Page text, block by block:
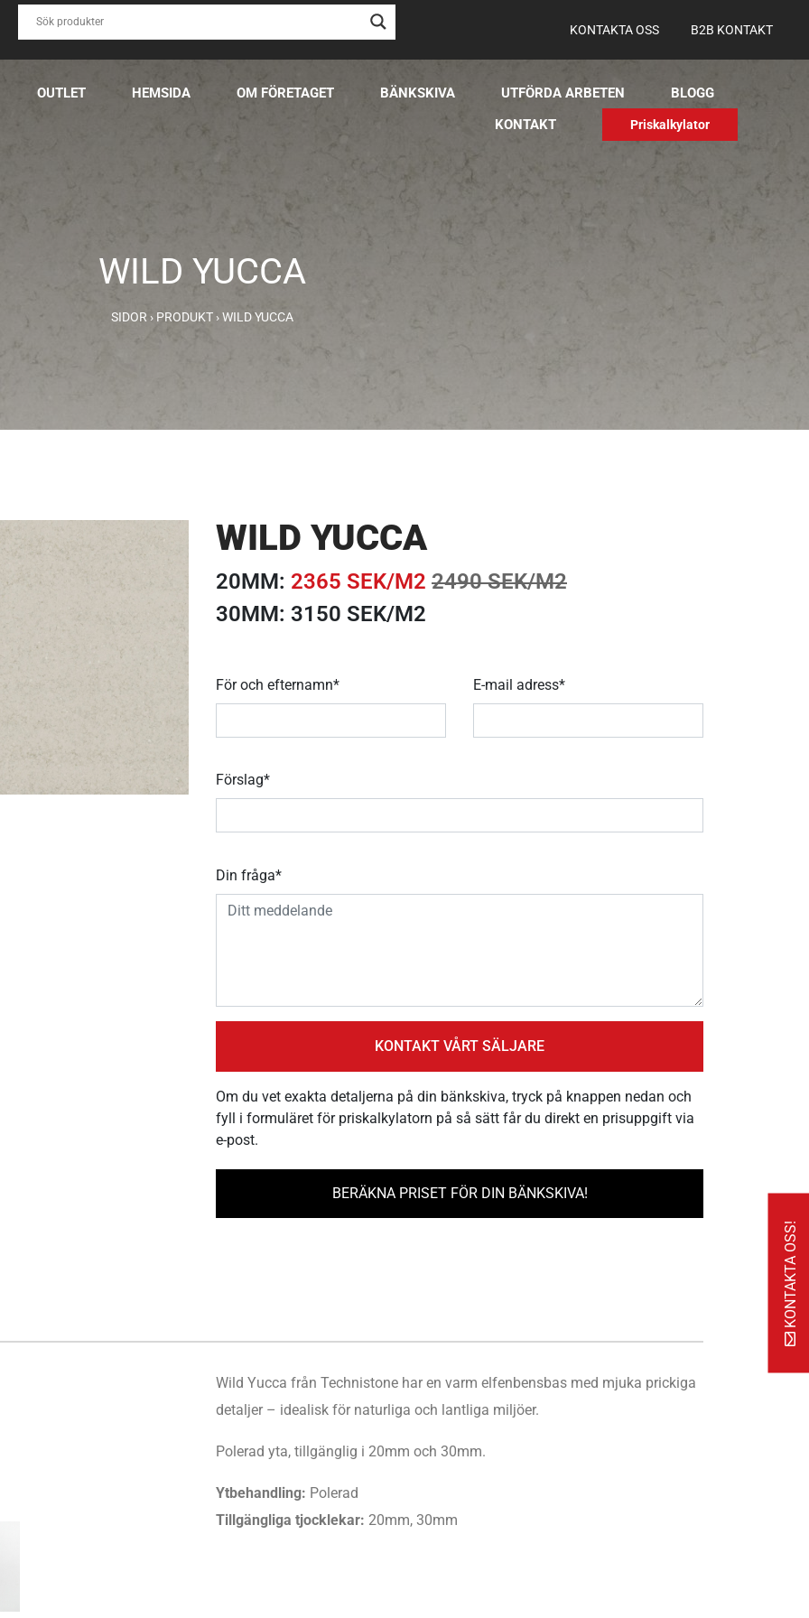
KONTAKTA OSS B2B KONTAKT
OUTLET HEMSIDA OM FÖRETAGET BÄNKSKIVA UTFÖRDA ARBETEN
BLOGG
KONTAKT
Priskalkylator
WILD YUCCA
SIDOR › PRODUKT ›WILD YUCCA
WILD YUCCA
20MM: 2365 SEK/M2 2490 SEK/M2
30MM: 3150 SEK/M2
För och efternamn* E-mail adress*
Förslag*
Din fråga*
Om du vet exakta detaljerna på din bänkskiva, tryck på knappen nedan och
fyll i formuläret för priskalkylatorn på så sätt får du direkt en prisuppgift via
e-post.
BERÄKNA PRISET FÖR DIN BÄNKSKIVA!
Wild Yucca från Technistone har en varm elfenbensbas med mjuka prickiga
detaljer – idealisk för naturliga och lantliga miljöer.
Polerad yta, tillgänglig i 20mm och 30mm.
Ytbehandling: Polerad
Tillgängliga tjocklekar: 20mm, 30mm
KONTAKTA OSS!